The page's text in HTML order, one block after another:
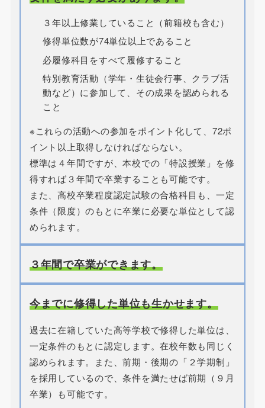
３年以上修業していること（前籍校も含む）
修得単位数が74単位以上であること
必履修科目をすべて履修すること
特別教育活動（学年・生徒会行事、クラブ活
動など）に参加して、その成果を認められる
こと
※これらの活動への参加をポイント化して、72ポ
イント以上取得しなければならない。
標準は４年間ですが、本校での「特設授業」を修
得すれば３年間で卒業することも可能です。
また、高校卒業程度認定試験の合格科目も、一定
条件（限度）のもとに卒業に必要な単位として認
められます。
３年間で卒業ができます。
今までに修得した単位も生かせます。
過去に在籍していた高等学校で修得した単位は、
一定条件のもとに認定します。在校年数も同じく
認められます。また、前期・後期の「２学期制」
を採用しているので、条件を満たせば前期（９月
卒業）も可能です。